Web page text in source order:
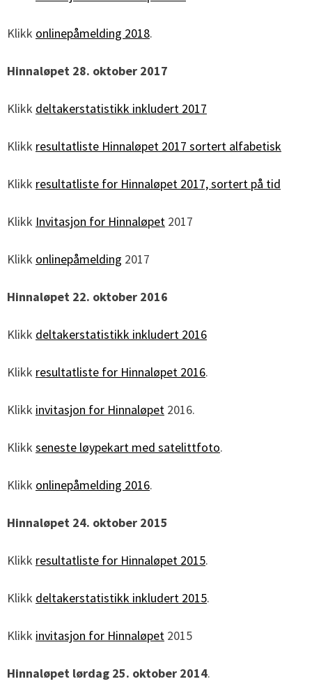
Klikk onlinepåmelding 2018.
Hinnaløpet 28. oktober 2017
Klikk deltakerstatistikk inkludert 2017
Klikk resultatliste Hinnaløpet 2017 sortert alfabetisk
Klikk resultatliste for Hinnaløpet 2017, sortert på tid
Klikk Invitasjon for Hinnaløpet 2017
Klikk onlinepåmelding 2017
Hinnaløpet 22. oktober 2016
Klikk deltakerstatistikk inkludert 2016
Klikk resultatliste for Hinnaløpet 2016.
Klikk invitasjon for Hinnaløpet 2016.
Klikk seneste løypekart med satelittfoto.
Klikk onlinepåmelding 2016.
Hinnaløpet 24. oktober 2015
Klikk resultatliste for Hinnaløpet 2015.
Klikk deltakerstatistikk inkludert 2015.
Klikk invitasjon for Hinnaløpet 2015
Hinnaløpet lørdag 25. oktober 2014.